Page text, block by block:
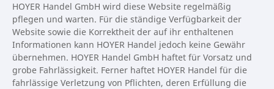
HOYER Handel GmbH wird diese Website regelmäßig
pflegen und warten. Für die ständige Verfügbarkeit der
Website sowie die Korrektheit der auf ihr enthaltenen
Informationen kann HOYER Handel jedoch keine Gewähr
übernehmen. HOYER Handel GmbH haftet für Vorsatz und
grobe Fahrlässigkeit. Ferner haftet HOYER Handel für die
fahrlässige Verletzung von Pflichten, deren Erfüllung die